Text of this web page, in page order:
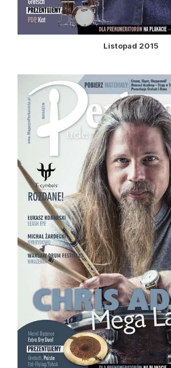
Listopad 2015